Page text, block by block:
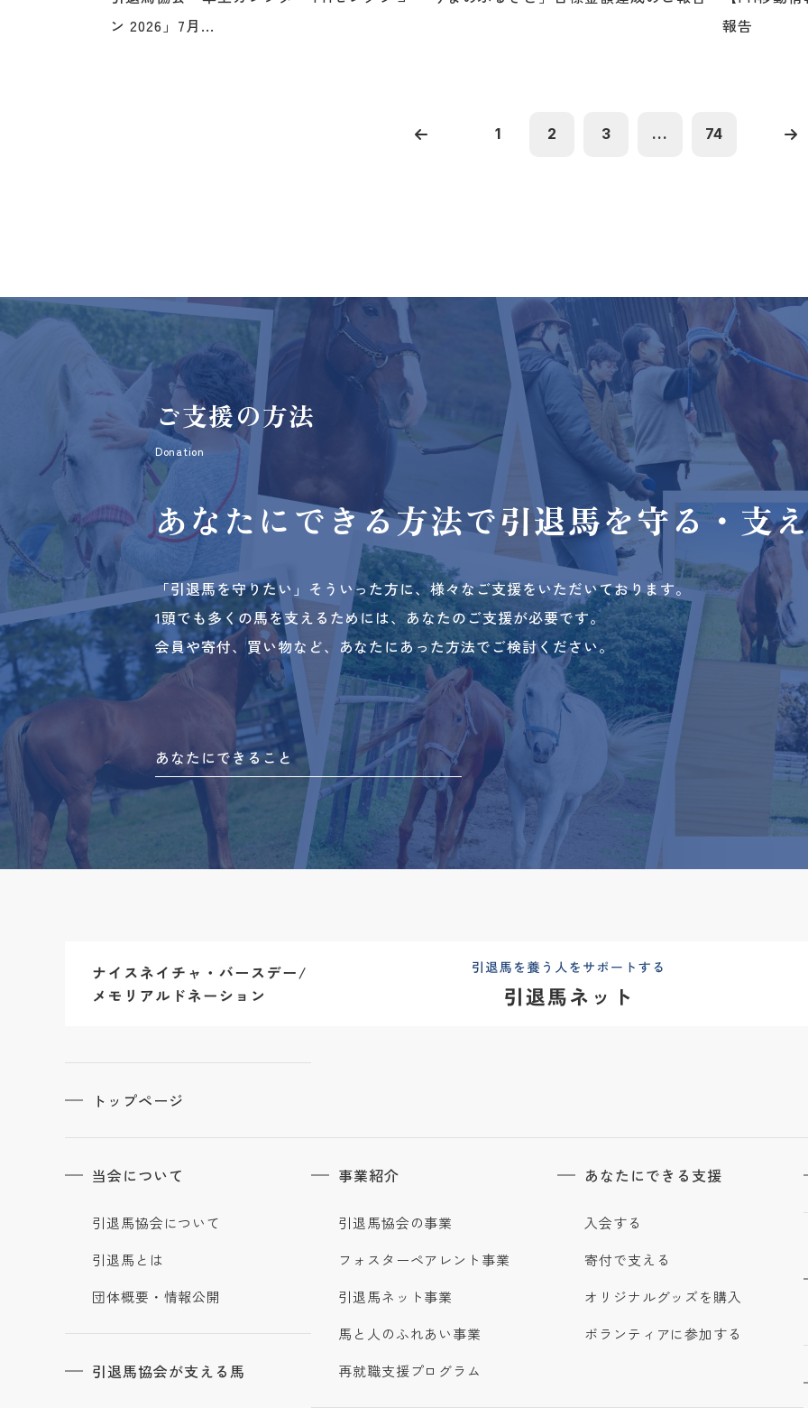
ン 2026」7月...
報告
1 2 3 ... 74
ご支援の方法
Donation
あなたにできる方法で引退馬を守る・支
「引退馬を守りたい」そういった方に、様々なご支援をいただいております。
1頭でも多くの馬を支えるためには、あなたのご支援が必要です。
会員や寄付、買い物など、あなたにあった方法でご検討ください。
あなたにできること
トップページ
当会について
引退馬協会について
引退馬とは
団体概要・情報公開
引退馬協会が支える馬
事業紹介
引退馬協会の事業
フォスターペアレント事業
引退馬ネット事業
馬と人のふれあい事業
再就職支援プログラム
あなたにできる支援
入会する
寄付で支える
オリジナルグッズを購入
ボランティアに参加する